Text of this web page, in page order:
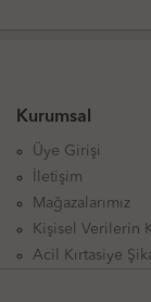
Kurumsal
Üye Girişi
İletişim
Mağazalarımız
Kişisel Verilerin
Acil Kırtasiye